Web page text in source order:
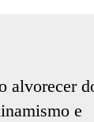
alvorecer
e